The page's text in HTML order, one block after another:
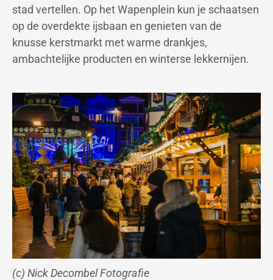
stad vertellen. Op het Wapenplein kun je schaatsen
op de overdekte ijsbaan en genieten van de
knusse kerstmarkt met warme drankjes,
ambachtelijke producten en winterse lekkernijen.
(c) Nick Decombel Fotografie